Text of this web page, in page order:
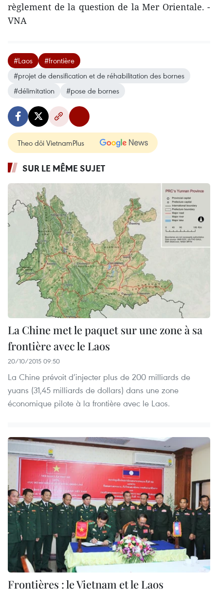
règlement de la question de la Mer Orientale. -
VNA
#Laos
#frontière
#projet de densification et de réhabilitation des bornes
#délimitation
#pose de bornes
Theo dõi VietnamPlus
SUR LE MÊME SUJET
La Chine met le paquet sur une zone à sa
frontière avec le Laos
20/10/2015 09:50
La Chine prévoit d’injecter plus de 200 milliards de
yuans (31,45 milliards de dollars) dans une zone
économique pilote à la frontière avec le Laos.
Frontières : le Vietnam et le Laos